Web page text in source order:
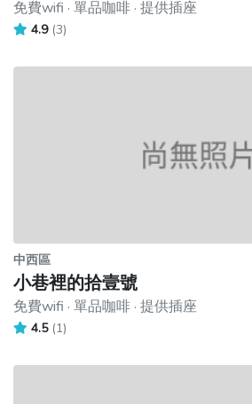
免費wifi · 單品咖啡 · 提供插座
4.9 (3)
中西區
小巷裡的拾壹號
免費wifi · 單品咖啡 · 提供插座
4.5 (1)